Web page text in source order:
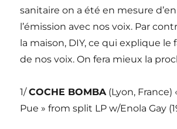
sanitaire on a été en mesure
l’émission avec nos voix. Par
la maison, DIY, ce qui explique le
de nos voix. On fera mieux la
1/COCHE BOMBA (Lyon, France)
Pue » from split LP w/Enola Gay